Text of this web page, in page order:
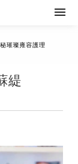
璀璨雍容護理
緹